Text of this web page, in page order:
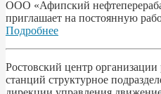
ООО «Афипский
приглашает на постоянную
Подробнее
Ростовский центр
станций структурное